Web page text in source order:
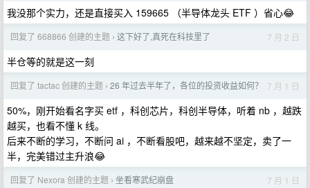
我没那个实力，还是直接买入 159665 （半导体龙头 ETF ）省心😂
回复了 668866 创建的主题 › 这下好了,真死在科技里了 7 月 2 日
半仓等的就是这一刻
回复了 tactac 创建的主题 › 26 年过去半年了，各位的投资收益如何？ 7 月 1 日
50%，刚开始看名字买 etf ，科创芯片，科创半导体，听着 nb ，越跌
越买，也看不懂 k 线。
后来不断的学习，不断问 ai ，不断看股吧，越来越不坚定，卖了一
半，完美错过主升浪😂
回复了 Nexora 创建的主题 › 坐看寒武纪崩盘 7 月 1 日